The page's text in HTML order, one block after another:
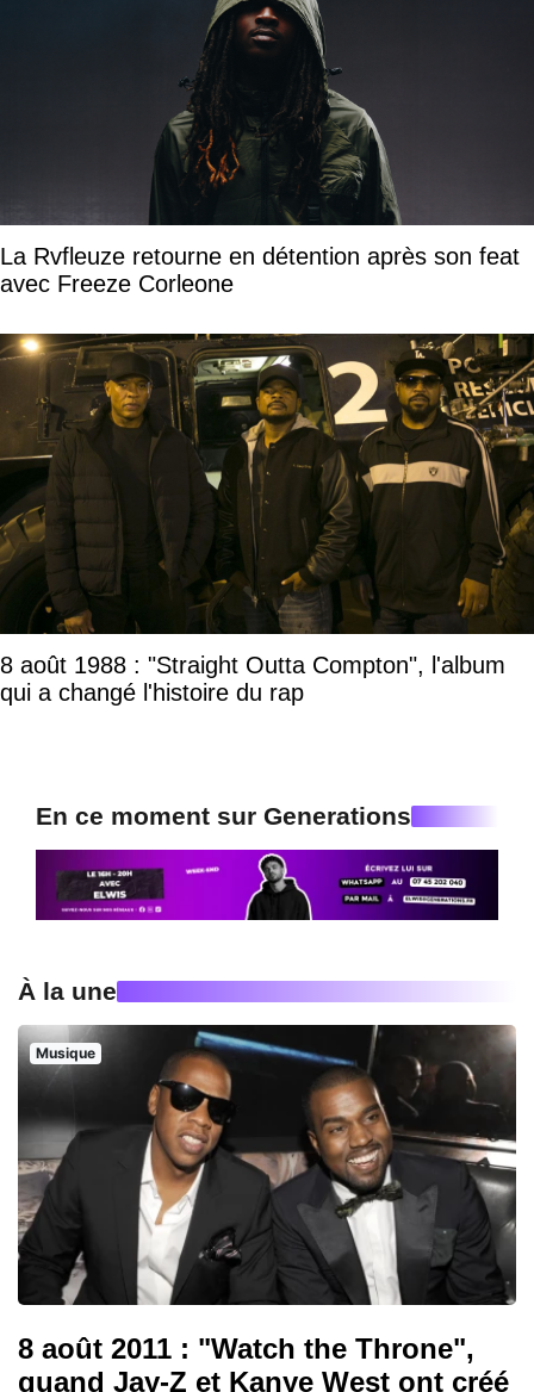
La Rvfleuze retourne en détention après son feat
avec Freeze Corleone
8 août 1988 : "Straight Outta Compton", l'album
qui a changé l'histoire du rap
En ce moment sur Generations
À la une
Musique
8 août 2011 : "Watch the Throne",
quand Jay-Z et Kanye West ont créé